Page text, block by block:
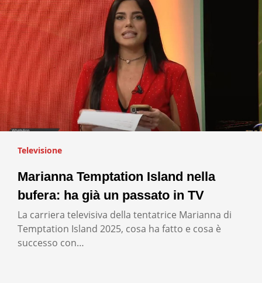
Televisione
Marianna Temptation Island nella
bufera: ha già un passato in TV
La carriera televisiva della tentatrice Marianna di
Temptation Island 2025, cosa ha fatto e cosa è
successo con…